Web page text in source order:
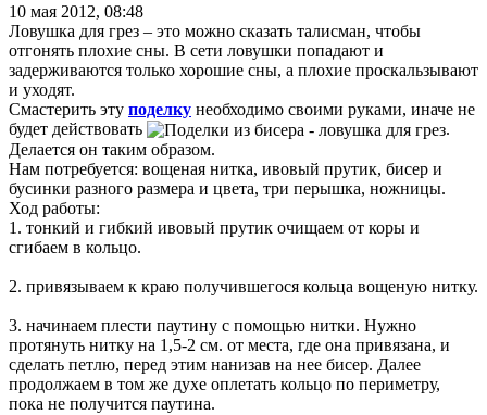
10 мая 2012, 08:48
Ловушка для грез – это можно сказать талисман, чтобы
отгонять плохие сны. В сети ловушки попадают и
задерживаются только хорошие сны, а плохие проскальзывают
и уходят.
Смастерить эту поделку необходимо своими руками, иначе не
будет действовать
.
Делается он таким образом.
Нам потребуется: вощеная нитка, ивовый прутик, бисер и
бусинки разного размера и цвета, три перышка, ножницы.
Ход работы:
1. тонкий и гибкий ивовый прутик очищаем от коры и
сгибаем в кольцо.
2. привязываем к краю получившегося кольца вощеную нитку.
3. начинаем плести паутину с помощью нитки. Нужно
протянуть нитку на 1,5-2 см. от места, где она привязана, и
сделать петлю, перед этим нанизав на нее бисер. Далее
продолжаем в том же духе оплетать кольцо по периметру,
пока не получится паутина.